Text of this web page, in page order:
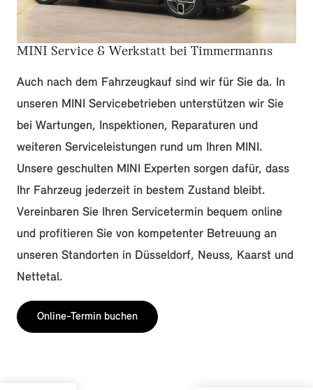
MINI Service & Werkstatt bei Timmermanns
Auch nach dem Fahrzeugkauf sind wir für Sie da. In
unseren MINI Servicebetrieben unterstützen wir Sie
bei Wartungen, Inspektionen, Reparaturen und
weiteren Serviceleistungen rund um Ihren MINI.
Unsere geschulten MINI Experten sorgen dafür, dass
Ihr Fahrzeug jederzeit in bestem Zustand bleibt.
Vereinbaren Sie Ihren Servicetermin bequem online
und profitieren Sie von kompetenter Betreuung an
unseren Standorten in Düsseldorf, Neuss, Kaarst und
Nettetal.
Online-Termin buchen